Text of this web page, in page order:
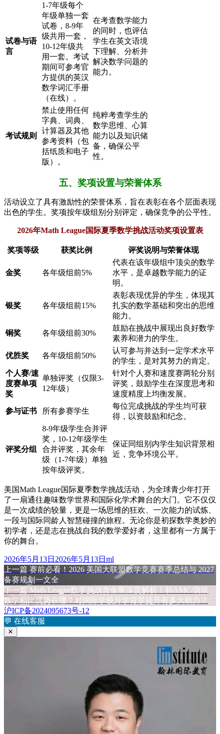
试卷与语
言
1-7年级每个
年级单独一套
试卷，8-9年
级共用一套，
10-12年级共
用一套。考试
期间可参考官
方提供的英汉
数学词汇手册
（在线）。
在考查数学能力
的同时，也评估
学生在英文语境
下理解、分析并
解决数学问题的
能力。
考试规则
禁止使用任何
字典、词典、
计算器及其他
参考资料（包
括纸质和电子
版）。
纯粹考查学生的
数学思维、心算
能力以及知识储
备，确保公平
性。
五、奖项设置与荣誉体系
活动设立了具有激励性的荣誉体系，旨在表彰在各个层面表现
出色的学生。奖项按年级组别分别评定，确保竞争的公平性。
2026年Math League国际夏季数学挑战活动奖项设置表
奖项等级 获奖比例 评奖说明与荣誉体现
金奖 各年级组前5%
代表在该年级组中顶尖的数学
水平，是卓越数学能力的证
明。
银奖 各年级组前15%
表彰表现优异的学生，体现其
扎实的数学基础和突出的思维
能力。
铜奖 各年级组前30%
鼓励在挑战中展现出良好数学
素养和潜力的学生。
优胜奖 各年级组前50%
认可参与并达到一定学术水平
的学生，是对其努力的肯定。
个人赛/速
度赛单项
奖
单独评奖（仅限3-
12年级）
针对个人赛和速度赛两轮分别
评奖，鼓励学生在深度思考和
速度精度上均衡发展。
参与证书 所有参赛学生
每位完成挑战的学生均可获
得，以资鼓励和纪念。
评奖分组
8-9年级学生合并评
奖，10-12年级学生
合并评奖，其余年
级（1-7年级）单独
按年级评奖。
保证同组别内学生知识背景相
近，竞争环境公平。
美国Math League国际夏季数学挑战活动，为全球青少年打开
了一扇通往趣味数学世界和国际化学术舞台的大门。它不仅仅
是一次成绩的较量，更是一场思维的狂欢、一次能力的试炼、
一段与国际同龄人智慧碰撞的旅程。无论你是初探数学奥妙的
初学者，还是志在挑战自我的数学爱好者，这里都有一方属于
你的舞台。
发
布
于
2026年5月13日 2026年5月13日 作
者
ml
文
章
导
航
上一篇 上
篇
文
章：
赛前必看！2026 美国大联盟数学竞赛赛季总结与 2027
备赛规划一文全
下一篇 下
篇
文
章：
Math League数学挑战含金量深度解析！和AMC/袋鼠
数学相比优势在哪？对国际学校升学背景提升有多大助力？
沪ICP备2024095673号-12
💬 在线客服
✕